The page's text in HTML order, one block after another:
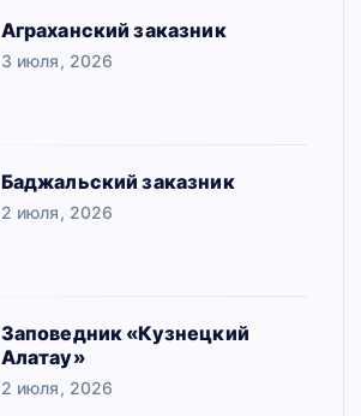
Аграханский заказник
3 июля, 2026
Баджальский заказник
2 июля, 2026
Заповедник «Кузнецкий
Алатау»
2 июля, 2026